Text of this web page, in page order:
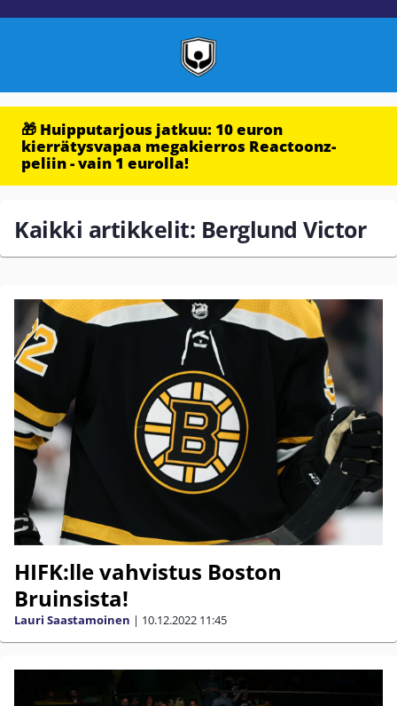
🎁 Huipputarjous jatkuu: 10 euron
kierrätysvapaa megakierros Reactoonz-
peliin - vain 1 eurolla!
Kaikki artikkelit: Berglund Victor
HIFK:lle vahvistus Boston
Bruinsista!
Lauri Saastamoinen | 10.12.2022 11:45